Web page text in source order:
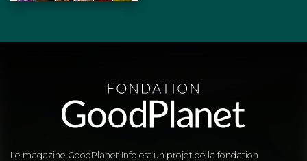
Le magazine GoodPlanet Info est un projet de la fondation